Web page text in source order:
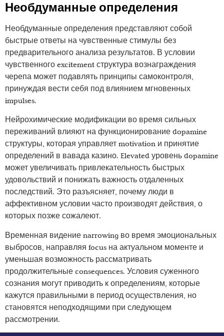
Необдуманные определения
Необдуманные определения представляют собой
быстрые ответы на чувственные стимулы без
предварительного анализа результатов. В условии
чувственного excitement структура вознаграждения
черепа может подавлять принципы самоконтроля,
принуждая вести себя под влиянием мгновенных
impulses.
Нейрохимические модификации во время сильных
переживаний влияют на функционирование dopamine
структуры, которая управляет motivation и принятие
определений в вавада казино. Elevated уровень dopamine
может увеличивать привлекательность быстрых
удовольствий и понижать важность отдаленных
последствий. Это разъясняет, почему люди в
аффективном условии часто производят действия, о
которых позже сожалеют.
Временная видение narrowing во время эмоциональных
выбросов, направляя focus на актуальном моменте и
уменьшая возможность рассматривать
продолжительные consequences. Условия суженного
сознания могут приводить к определениям, которые
кажутся правильными в период осуществления, но
становятся неподходящими при следующем
рассмотрении.